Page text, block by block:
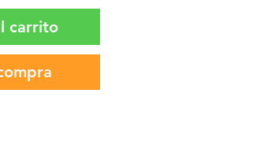
carrito